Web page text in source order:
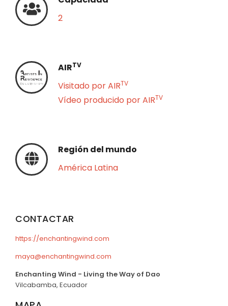
2
AIRTV
Visitado por AIRTV
Vídeo producido por AIRTV
Región del mundo
América Latina
CONTACTAR
https://enchantingwind.com
maya@enchantingwind.com
Enchanting Wind - Living the Way of Dao
Vilcabamba, Ecuador